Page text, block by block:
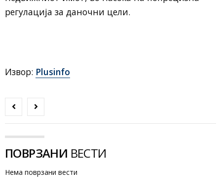
регулација за даночни цели.
Извор: Plusinfo
ПОВРЗАНИ ВЕСТИ
Нема поврзани вести